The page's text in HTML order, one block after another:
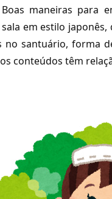
maneiras para
em estilo
no santuário, forma
conteúdos têm